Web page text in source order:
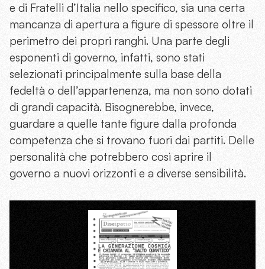
e di Fratelli d’Italia nello specifico, sia una certa
mancanza di apertura a figure di spessore oltre il
perimetro dei propri ranghi. Una parte degli
esponenti di governo, infatti, sono stati
selezionati principalmente sulla base della
fedeltà o dell’appartenenza, ma non sono dotati
di grandi capacità. Bisognerebbe, invece,
guardare a quelle tante figure dalla profonda
competenza che si trovano fuori dai partiti. Delle
personalità che potrebbero così aprire il
governo a nuovi orizzonti e a diverse sensibilità.